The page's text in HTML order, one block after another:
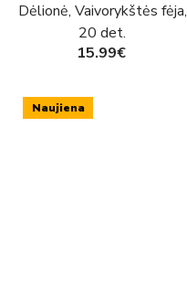
Dėlionė, Vaivorykštės fėja,
20 det.
15.99€
Naujiena